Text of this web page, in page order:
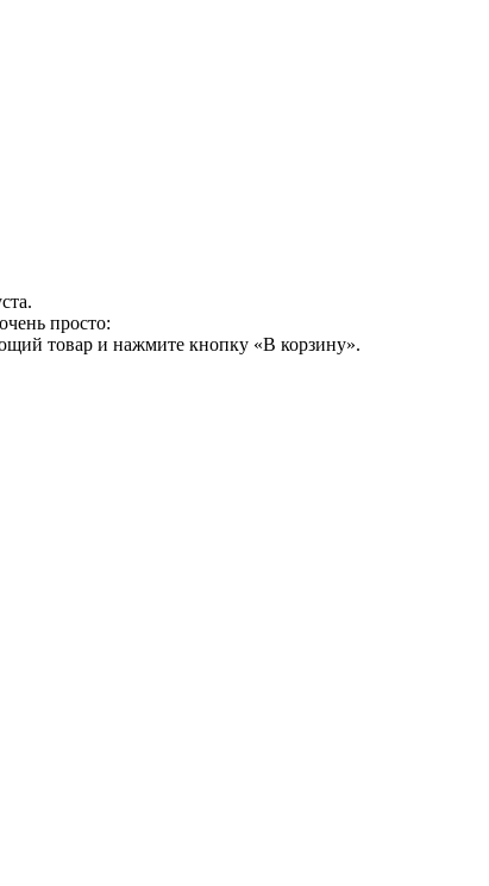
просто:
товар и нажмите кнопку «В корзину».